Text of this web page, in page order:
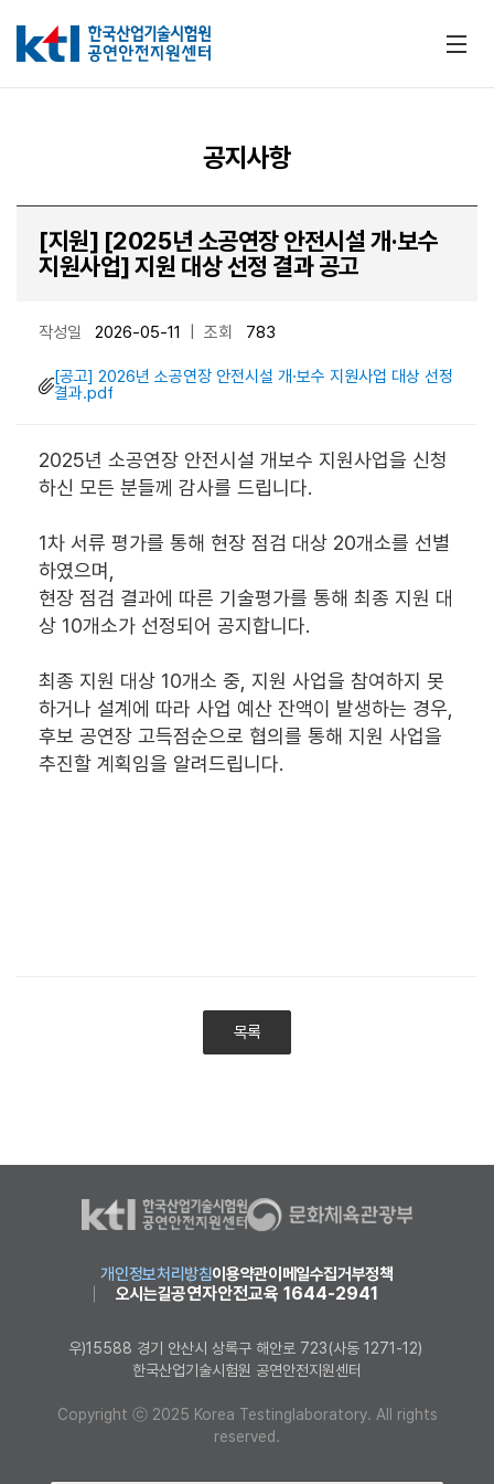
메뉴
공지사항
[지원] [2025년 소공연장 안전시설 개·보수
지원사업] 지원 대상 선정 결과 공고
작성일 2026-05-11 조회 783
[공고] 2026년 소공연장 안전시설 개·보수 지원사업 대상 선정
결과.pdf
​2025년 소공연장 안전시설 개보수 지원사업을 신청
하신 모든 분들께 감사를 드립니다.
1차 서류 평가를 통해 현장 점검 대상 20개소를 선별
하였으며,
현장 점검 결과에 따른 기술평가를 통해 최종 지원 대
상 10개소가 선정되어 공지합니다.
최종 지원 대상 10개소 중, 지원 사업을 참여하지 못
하거나 설계에 따라 사업 예산 잔액이 발생하는 경우,
후보 공연장 고득점순으로 협의를 통해 지원 사업을
추진할 계획임을 알려드립니다.
목록
개인정보처리방침이용약관이메일수집거부정책
오시는길공연자안전교육 1644-2941
우)15588 경기 안산시 상록구 해안로 723(사동 1271-12)
한국산업기술시험원 공연안전지원센터
Copyright ⓒ 2025 Korea Testinglaboratory. All rights
reserved.